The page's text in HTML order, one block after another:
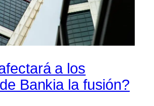
a los
Bankia la fusión?